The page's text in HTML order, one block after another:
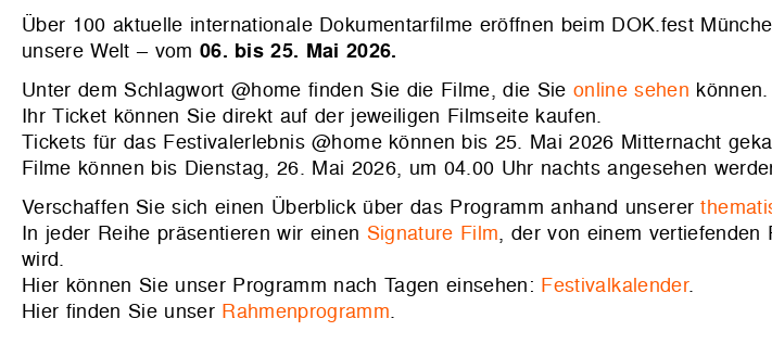
Über 100 aktuelle internationale Dokumentarfilme eröffnen beim DOK.fest
unsere Welt – vom 06. bis 25. Mai 2026.
Unter dem Schlagwort @home finden Sie die Filme, die Sie online sehen können.
Ihr Ticket können Sie direkt auf der jeweiligen Filmseite kaufen.
Tickets für das Festivalerlebnis @home können bis 25. Mai 2026 Mitternacht
Filme können bis Dienstag, 26. Mai 2026, um 04.00 Uhr nachts angesehen
Verschaffen Sie sich einen Überblick über das Programm anhand unserer
In jeder Reihe präsentieren wir einen Signature Film, der von einem vertiefenden
wird.
Hier können Sie unser Programm nach Tagen einsehen: Festivalkalender.
Hier finden Sie unser Rahmenprogramm.